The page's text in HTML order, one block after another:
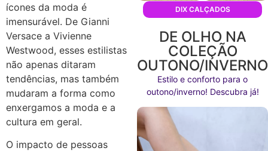
ícones da moda é
imensurável. De Gianni
Versace a Vivienne
Westwood, esses estilistas
não apenas ditaram
tendências, mas também
mudaram a forma como
enxergamos a moda e a
cultura em geral.
O impacto de pessoas
DIX CALÇADOS
DE OLHO NA
COLEÇÃO
OUTONO/INVERNO
Estilo e conforto para o
outono/inverno! Descubra já!